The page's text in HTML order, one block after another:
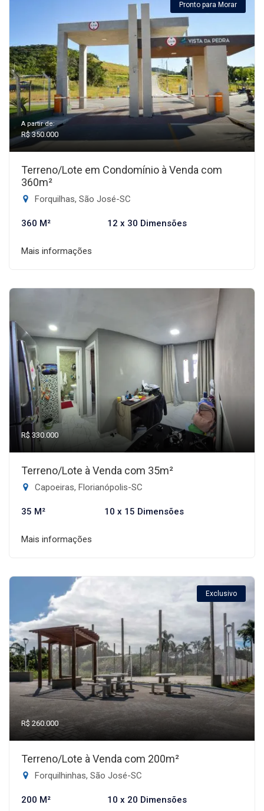
Pronto para Morar
A partir de:
R$ 350.000
Terreno/Lote em Condomínio à Venda com
360m²
Forquilhas, São José-SC
360 M² 12 x 30 Dimensões
Mais informações
R$ 330.000
Terreno/Lote à Venda com 35m²
Capoeiras, Florianópolis-SC
35 M² 10 x 15 Dimensões
Mais informações
Exclusivo
R$ 260.000
Terreno/Lote à Venda com 200m²
Forquilhinhas, São José-SC
200 M² 10 x 20 Dimensões